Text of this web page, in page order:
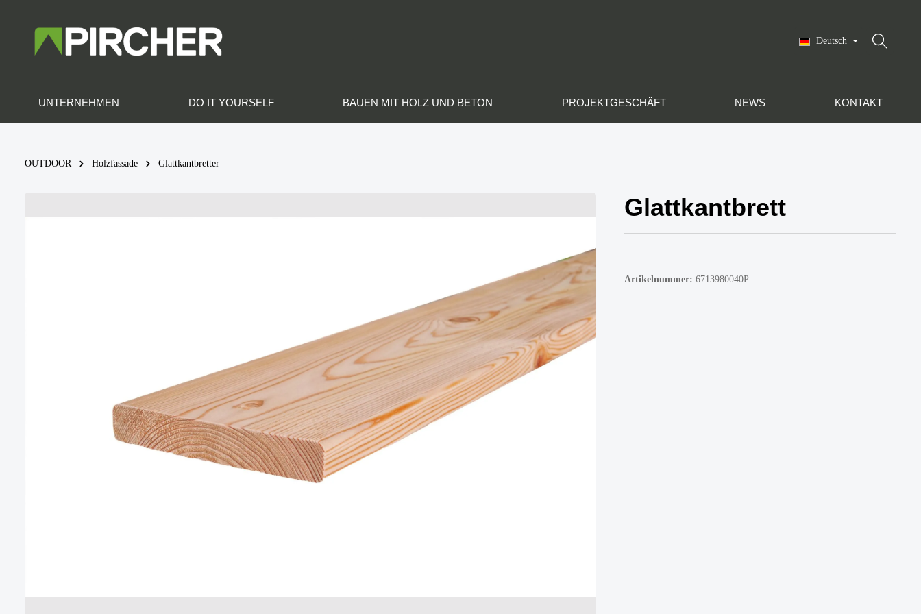
Deutsch
UNTERNEHMEN DO IT YOURSELF BAUEN MIT HOLZ UND BETON PROJEKTGESCHÄFT NEWS KONTAKT
OUTDOOR Holzfassade Glattkantbretter
Glattkantbrett
Artikelnummer: 6713980040P